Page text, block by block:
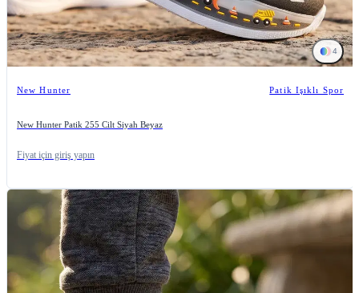
4
New Hunter Patik Işıklı Spor
New Hunter Patik 255 Cilt Siyah Beyaz
Fiyat için giriş yapın